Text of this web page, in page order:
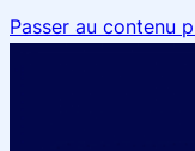
Passer au contenu